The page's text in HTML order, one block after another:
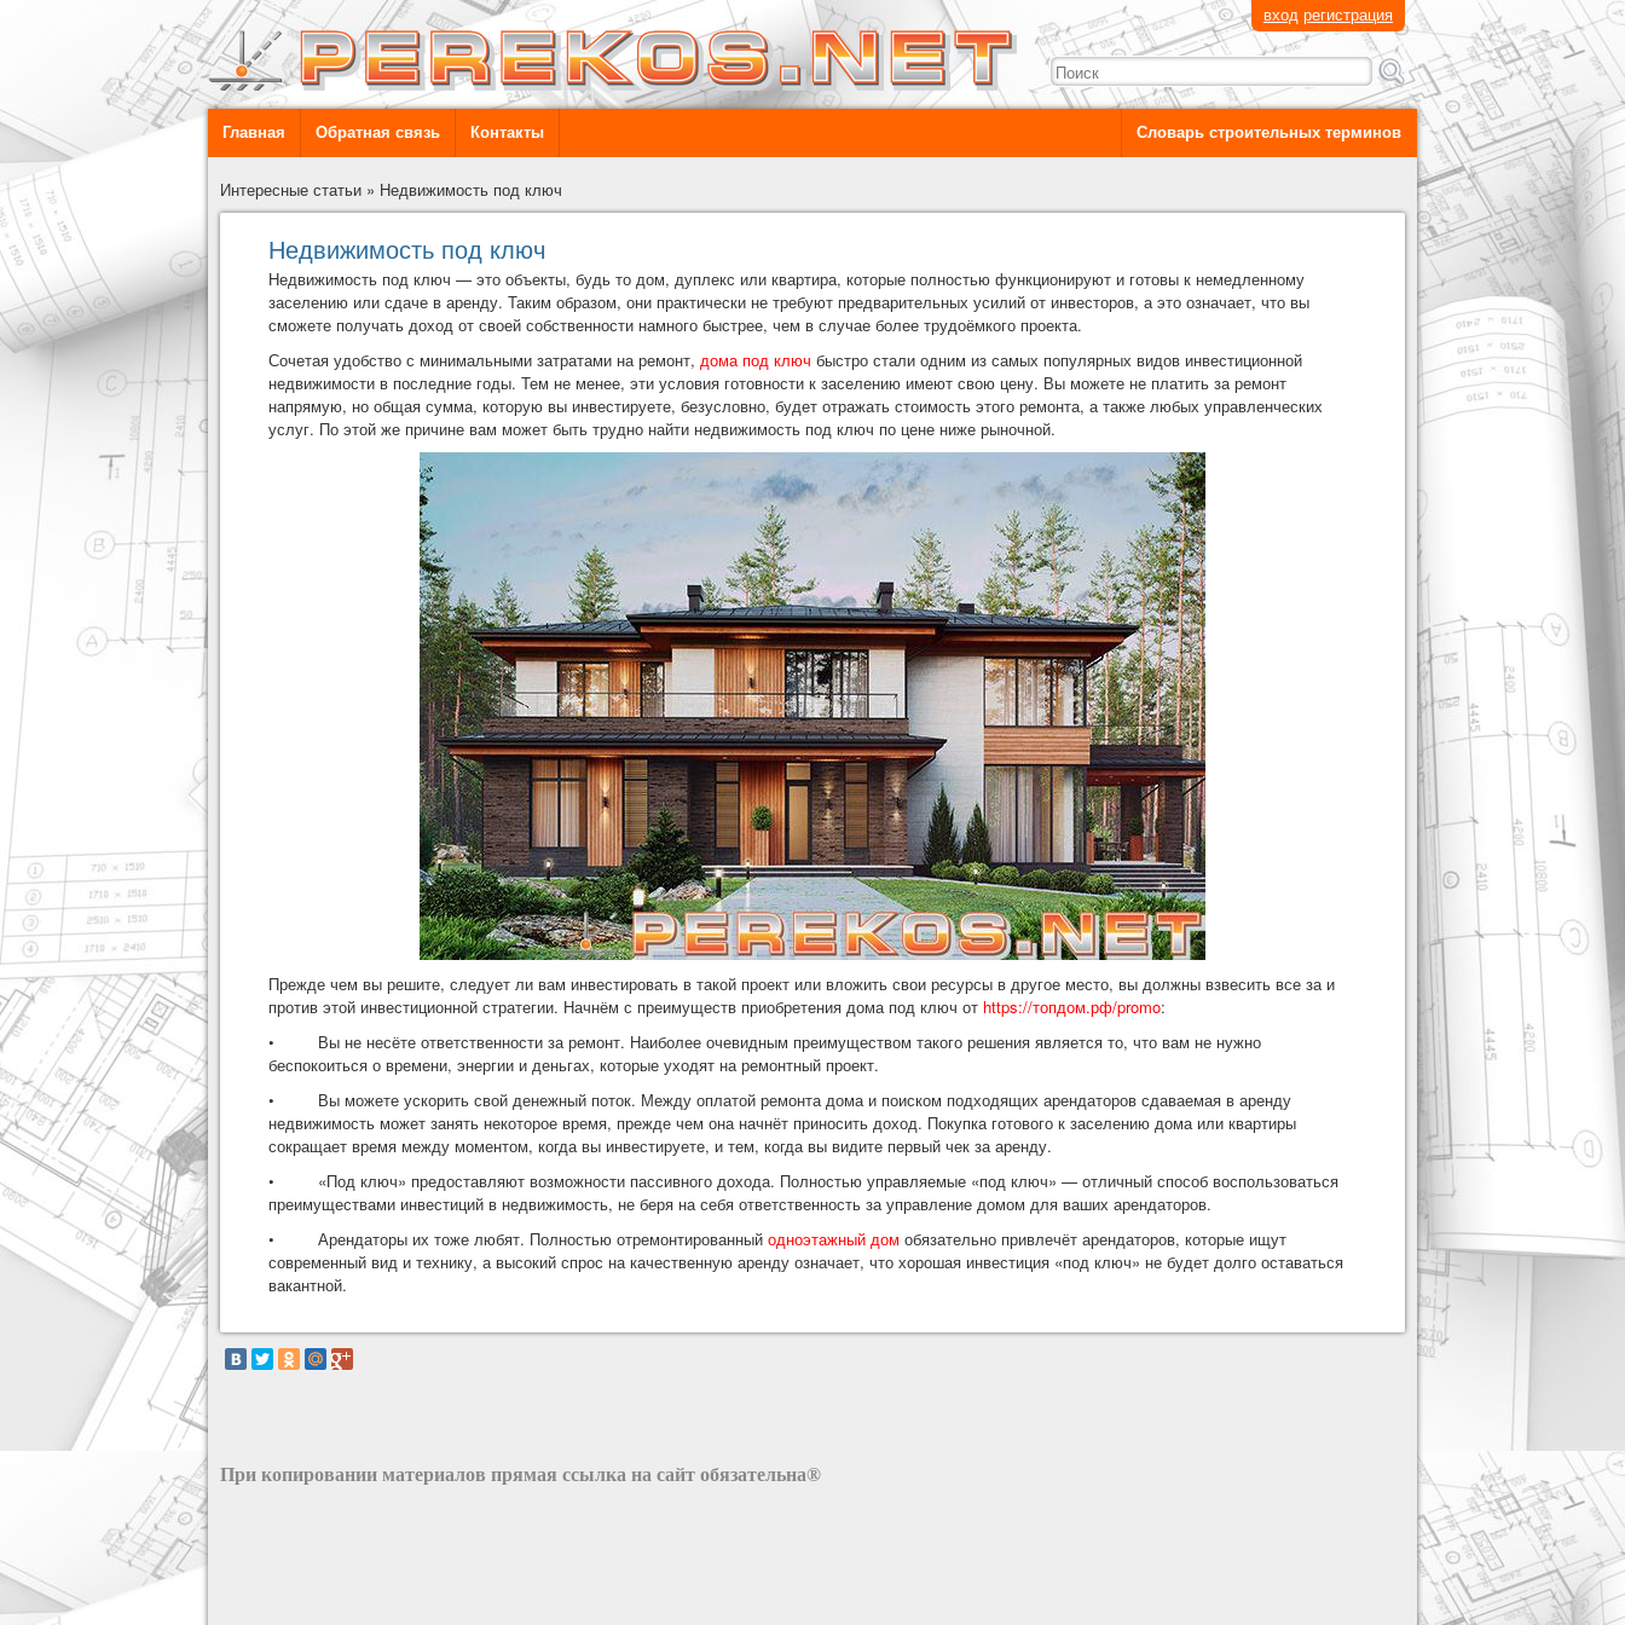
вход регистрация
Главная Обратная связь Контакты Словарь строительных терминов
Интересные статьи » Недвижимость под ключ
Недвижимость под ключ
Недвижимость под ключ — это объекты, будь то дом, дуплекс или квартира, которые полностью функционируют и готовы к немедленному
заселению или сдаче в аренду. Таким образом, они практически не требуют предварительных усилий от инвесторов, а это означает, что вы
сможете получать доход от своей собственности намного быстрее, чем в случае более трудоёмкого проекта.
Сочетая удобство с минимальными затратами на ремонт, дома под ключ быстро стали одним из самых популярных видов инвестиционной
недвижимости в последние годы. Тем не менее, эти условия готовности к заселению имеют свою цену. Вы можете не платить за ремонт
напрямую, но общая сумма, которую вы инвестируете, безусловно, будет отражать стоимость этого ремонта, а также любых управленческих
услуг. По этой же причине вам может быть трудно найти недвижимость под ключ по цене ниже рыночной.
Прежде чем вы решите, следует ли вам инвестировать в такой проект или вложить свои ресурсы в другое место, вы должны взвесить все за и
против этой инвестиционной стратегии. Начнём с преимуществ приобретения дома под ключ от https://топдом.рф/promo:
• Вы не несёте ответственности за ремонт. Наиболее очевидным преимуществом такого решения является то, что вам не нужно
беспокоиться о времени, энергии и деньгах, которые уходят на ремонтный проект.
• Вы можете ускорить свой денежный поток. Между оплатой ремонта дома и поиском подходящих арендаторов сдаваемая в аренду
недвижимость может занять некоторое время, прежде чем она начнёт приносить доход. Покупка готового к заселению дома или квартиры
сокращает время между моментом, когда вы инвестируете, и тем, когда вы видите первый чек за аренду.
• «Под ключ» предоставляют возможности пассивного дохода. Полностью управляемые «под ключ» — отличный способ воспользоваться
преимуществами инвестиций в недвижимость, не беря на себя ответственность за управление домом для ваших арендаторов.
• Арендаторы их тоже любят. Полностью отремонтированный одноэтажный дом обязательно привлечёт арендаторов, которые ищут
современный вид и технику, а высокий спрос на качественную аренду означает, что хорошая инвестиция «под ключ» не будет долго оставаться
вакантной.
При копировании материалов прямая ссылка на сайт обязательна®